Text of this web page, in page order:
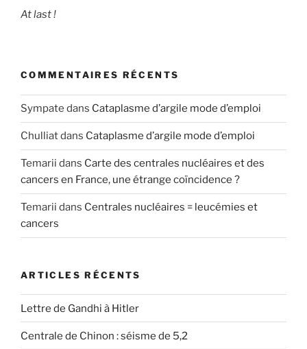
At last !
COMMENTAIRES RÉCENTS
Sympate dans Cataplasme d’argile mode d’emploi
Chulliatdans Cataplasme d’argile mode d’emploi
Temarii dans Carte des centrales nucléaires et des
cancers en France, une étrange coïncidence ?
Temarii dans Centrales nucléaires = leucémies et
cancers
ARTICLES RÉCENTS
Lettre de Gandhi à Hitler
Centrale de Chinon : séisme de 5,2